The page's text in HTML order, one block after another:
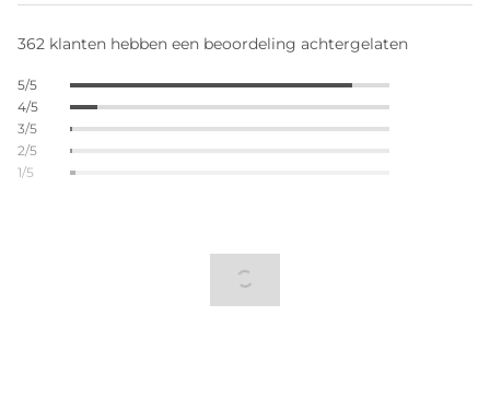
362 klanten hebben een beoordeling achtergelaten
5/5
4/5
3/5
2/5
1/5